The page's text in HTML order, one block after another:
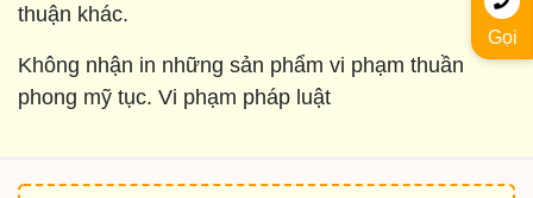
Gọi
thuận khác.
Không nhận in những sản phẩm vi phạm thuần
phong mỹ tục. Vi phạm pháp luật